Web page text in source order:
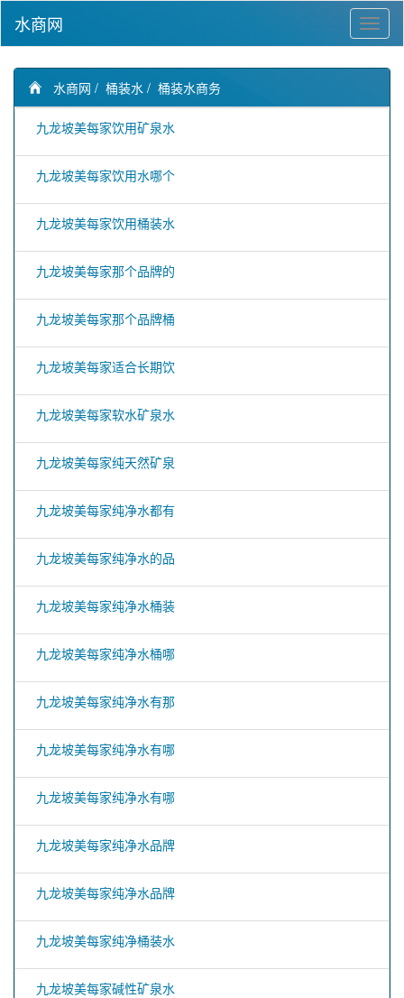
水商网
水商网 / 桶装水 / 桶装水商务
九龙坡美每家饮用矿泉水
九龙坡美每家饮用水哪个
九龙坡美每家饮用桶装水
九龙坡美每家那个品牌的
九龙坡美每家那个品牌桶
九龙坡美每家适合长期饮
九龙坡美每家软水矿泉水
九龙坡美每家纯天然矿泉
九龙坡美每家纯净水都有
九龙坡美每家纯净水的品
九龙坡美每家纯净水桶装
九龙坡美每家纯净水桶哪
九龙坡美每家纯净水有那
九龙坡美每家纯净水有哪
九龙坡美每家纯净水有哪
九龙坡美每家纯净水品牌
九龙坡美每家纯净水品牌
九龙坡美每家纯净桶装水
九龙坡美每家碱性矿泉水